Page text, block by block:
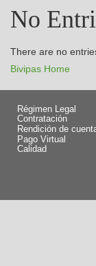
No
There are no
Bivipas Home
Régimen Legal
Contratación
Rendición de
Pago Virtual
Calidad